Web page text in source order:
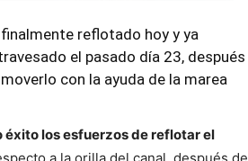
reflotado hoy y ya
el pasado día 23, después
con la ayuda de la marea
éxito los esfuerzos de reflotar el